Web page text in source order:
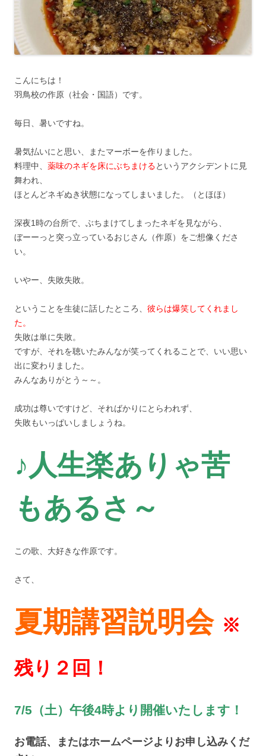
こんにちは！
羽鳥校の作原（社会・国語）です。
毎日、暑いですね。
暑気払いにと思い、またマーボーを作りました。
料理中、 薬味のネギを床にぶちまけるというアクシデントに見
舞われ、
ほとんどネギぬき状態になってしまいました。（とほほ）
深夜1時の台所で、ぶちまけてしまったネギを見ながら、
ぼーーっと突っ立っているおじさん（作原）をご想像くださ
い。
いやー、失敗失敗。
ということを生徒に話したところ、 彼らは爆笑してくれまし
た。
失敗は単に失敗。
ですが、それを聴いたみんなが笑ってくれることで、いい思い
出に変わりました。
みんなありがとう～～。
成功は尊いですけど、そればかりにとらわれず、
失敗もいっぱいしましょうね。
♪人生楽ありゃ苦
もあるさ～
この歌、大好きな作原です。
さて、
夏期講習説明会 ※
残り２回！
7/5（土）午後4時より開催いたします！
お電話、またはホームページよりお申し込みくだ